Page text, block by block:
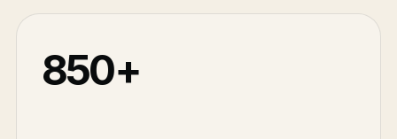
850+